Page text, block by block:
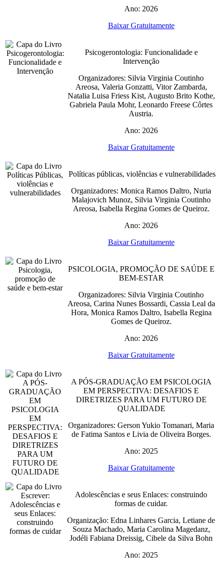
Ano: 2026
Baixar Gratuitamente
Psicogerontologia: Funcionalidade e
Intervenção
Organizadores: Silvia Virginia Coutinho
Areosa, Valeria Gonzatti, Vitor Zambarda,
Natalia Luisa Friess Kist, Augusto Brito Kothe,
Gabriela Paula Mohr, Leonardo Freese Côrtes
Austria.
Ano: 2026
Baixar Gratuitamente
Políticas públicas, violências e vulnerabilidades
Organizadores: Monica Ramos Daltro, Nuria
Malajovich Munoz, Silvia Virginia Coutinho
Areosa, Isabella Regina Gomes de Queiroz.
Ano: 2026
Baixar Gratuitamente
PSICOLOGIA, PROMOÇÃO DE SAÚDE E
BEM-ESTAR
Organizadores: Silvia Virginia Coutinho
Areosa, Carina Nunes Bossardi, Cassia Leal da
Hora, Monica Ramos Daltro, Isabella Regina
Gomes de Queiroz.
Ano: 2026
Baixar Gratuitamente
A PÓS-GRADUAÇÃO EM PSICOLOGIA
EM PERSPECTIVA: DESAFIOS E
DIRETRIZES PARA UM FUTURO DE
QUALIDADE
Organizadores: Gerson Yukio Tomanari, Maria
de Fatima Santos e Livia de Oliveira Borges.
Ano: 2025
Baixar Gratuitamente
Adolescências e seus Enlaces: construindo
formas de cuidar.
Organização: Edna Linhares Garcia, Letiane de
Souza Machado, Maria Carolina Magedanz,
Jodéli Fabiana Dreissig, Cibele da Silva Bohn
Ano: 2025